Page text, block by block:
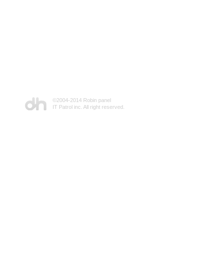
©2004-2014 Robin panel
IT Patrol inc. All right reserved.